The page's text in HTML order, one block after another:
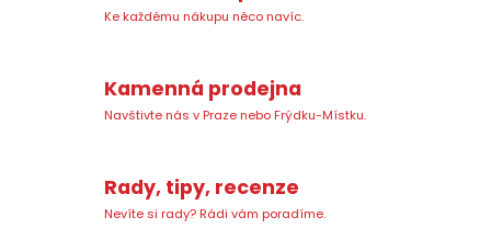
Ke každému nákupu něco navíc.
Kamenná prodejna
Navštivte nás v Praze nebo Frýdku-Místku.
Rady, tipy, recenze
Nevíte si rady? Rádi vám poradíme.